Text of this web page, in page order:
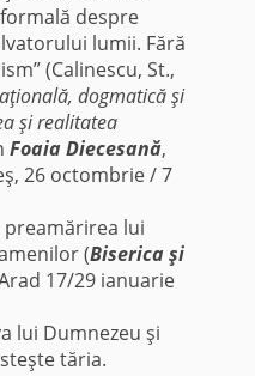
despre
lumii. Fără
(Calinescu, St.,
dogmatică şi
şi realitatea
Foaia Diecesană,
26 octombrie / 7
preamărirea lui
(Biserica şi
17/29 ianuarie
lui Dumnezeu şi
tăria.